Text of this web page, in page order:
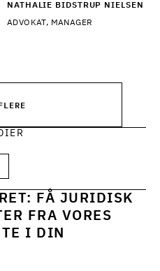
NATHALIE BIDSTRUP NIELSEN
ADVOKAT, MANAGER
FÅ JURIDISK
FRA VORES
I DIN